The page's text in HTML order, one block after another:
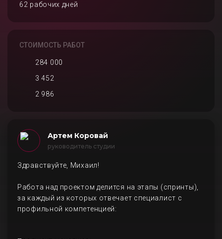
62 рабочих дней
СТОИМОСТЬ РАБОТ
284 000
3 452
2 986
Артем Коровай
руководитель студии
Здравствуйте, Михаил!
Работа над проектом делится на этапы (спринты),
за каждый из которых отвечает специалист с
профильной компетенцией: